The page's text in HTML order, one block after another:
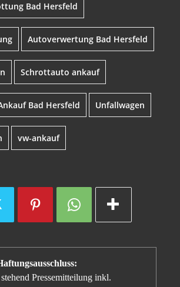
Bad Hersfeld
Autoverwertung Bad Hersfeld
Schrottauto ankauf
Bad Hersfeld Unfallwagen
vw-ankauf
Pressemitteilung inkl.